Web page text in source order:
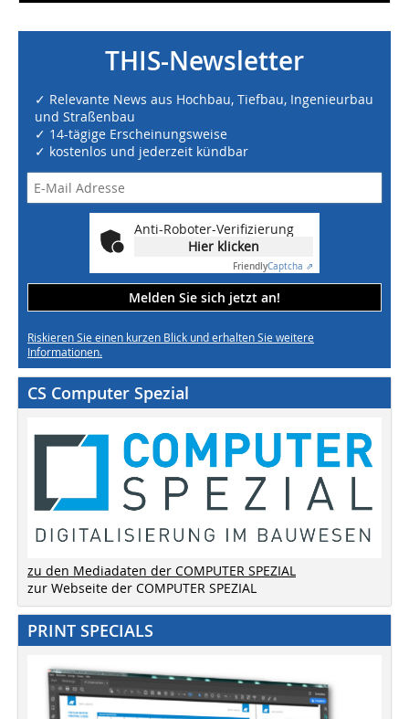
THIS-Newsletter
✓ Relevante News aus Hochbau, Tiefbau, Ingenieurbau
und Straßenbau
✓ 14-tägige Erscheinungsweise
✓ kostenlos und jederzeit kündbar
Anti-Roboter-Verifizierung
Hier klicken
FriendlyCaptcha ⇗
Melden Sie sich jetzt an!
Riskieren Sie einen kurzen Blick und erhalten Sie weitere
Informationen.
CS Computer Spezial
zu den Mediadaten der COMPUTER SPEZIAL
zur Webseite der COMPUTER SPEZIAL
PRINT SPECIALS